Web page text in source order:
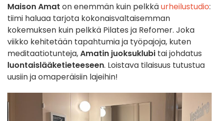
Maison Amat on enemmän kuin pelkkäurheilustudio:
tiimi haluaa tarjota kokonaisvaltaisemman
kokemuksen kuin pelkkä Pilates ja Refomer. Joka
viikko kehitetään tapahtumia ja työpajoja, kuten
meditaatiotunteja,Amatin juoksuklubi tai johdatus
luontaislääketieteeseen. Loistava tilaisuus tutustua
uusiin ja omaperäisiin lajeihin!